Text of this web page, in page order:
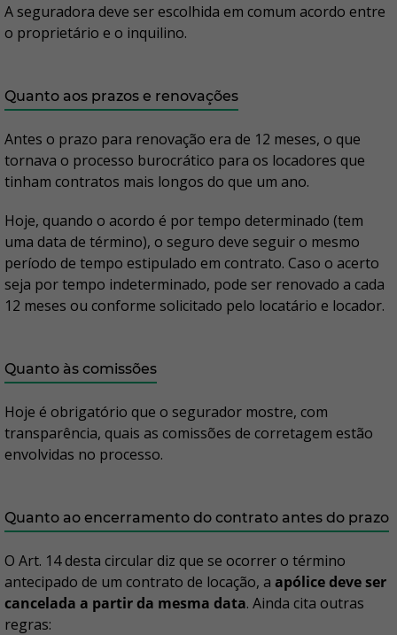
A seguradora deve ser escolhida em comum acordo entre
o proprietário e o inquilino.
Quanto aos prazos e renovações
Antes o prazo para renovação era de 12 meses, o que
tornava o processo burocrático para os locadores que
tinham contratos mais longos do que um ano.
Hoje, quando o acordo é por tempo determinado (tem
uma data de término), o seguro deve seguir o mesmo
período de tempo estipulado em contrato. Caso o acerto
seja por tempo indeterminado, pode ser renovado a cada
12 meses ou conforme solicitado pelo locatário e locador.
Quanto às comissões
Hoje é obrigatório que o segurador mostre, com
transparência, quais as comissões de corretagem estão
envolvidas no processo.
Quanto ao encerramento do contrato antes do prazo
O Art. 14 desta circular diz que se ocorrer o término
antecipado de um contrato de locação, a apólice deve ser
cancelada a partir da mesma data. Ainda cita outras
regras: